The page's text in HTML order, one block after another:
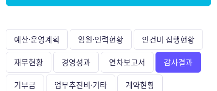
예산·운영계획 임원·인력현황
인건비 집행현황
재무현황
경영성과 연차보고서
감사결과
기부금
업무추진비·기타
계약현황